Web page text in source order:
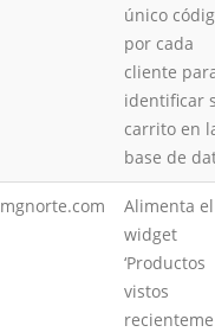
único
por cada
cliente
identificar
carrito en
base de
mgnorte.com
Alimenta el
widget
‘Productos
vistos